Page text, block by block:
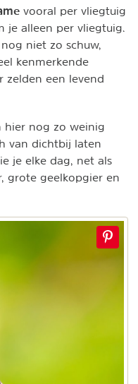
vooral per vliegtuig
je alleen per vliegtuig.
niet zo schuw,
kenmerkende
zelden een levend
hier nog zo weinig
van dichtbij laten
je elke dag, net als
grote geelkopgier en